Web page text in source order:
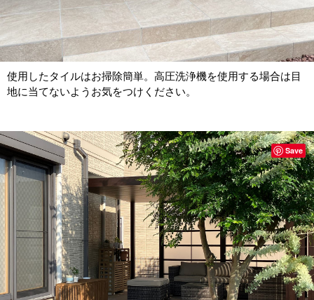
使用したタイルはお掃除簡単。高圧洗浄機を使用する場合は目
地に当てないようお気をつけください。
Save